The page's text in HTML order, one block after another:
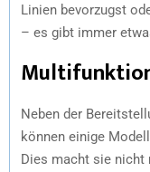
Linien bevorzugst
– es gibt immer
Neben der
können einige
Dies macht sie nicht